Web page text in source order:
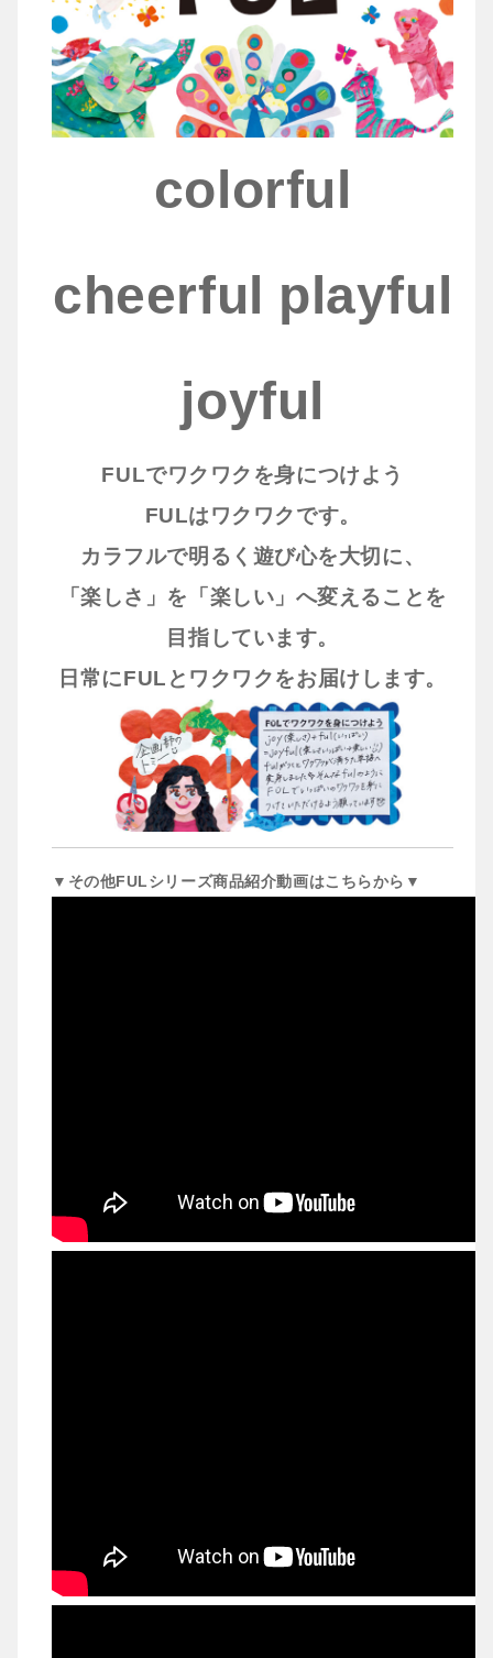
colorful
cheerful playful
joyful
FULでワクワクを身につけよう
FULはワクワクです。
カラフルで明るく遊び心を大切に、
「楽しさ」を「楽しい」へ変えることを
目指しています。
日常にFULとワクワクをお届けします。
▼その他FULシリーズ商品紹介動画はこちらから▼